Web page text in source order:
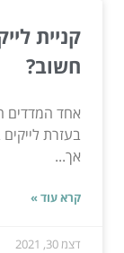
קניית
חשוב?
אחד המדדים
בעזרת
אך...
קרא עוד »
דצמ 30, 2021